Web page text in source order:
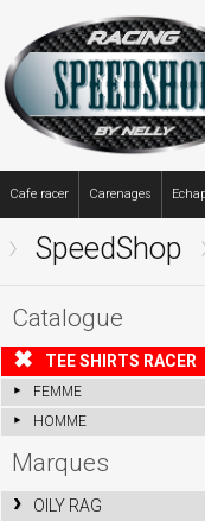
Cafe racer Carenages
SpeedShop
Catalogue
TEE SHIRTS RACER
FEMME
HOMME
Marques
OILY RAG